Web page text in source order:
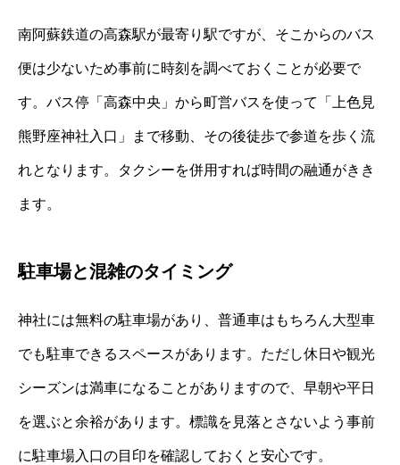
南阿蘇鉄道の高森駅が最寄り駅ですが、そこからのバス
便は少ないため事前に時刻を調べておくことが必要で
す。バス停「高森中央」から町営バスを使って「上色見
熊野座神社入口」まで移動、その後徒歩で参道を歩く流
れとなります。タクシーを併用すれば時間の融通がきき
ます。
駐車場と混雑のタイミング
神社には無料の駐車場があり、普通車はもちろん大型車
でも駐車できるスペースがあります。ただし休日や観光
シーズンは満車になることがありますので、早朝や平日
を選ぶと余裕があります。標識を見落とさないよう事前
に駐車場入口の目印を確認しておくと安心です。